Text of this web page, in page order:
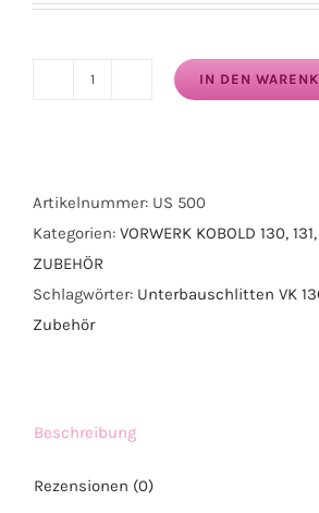
Unterbauschlitten,
den
Vorwerk
Menge
IN DEN
Artikelnummer: US 500
Kategorien: VORWERK KOBOLD 130,
ZUBEHÖR
Schlagwörter: Unterbauschlitten VK
Zubehör
Beschreibung
Rezensionen (0)